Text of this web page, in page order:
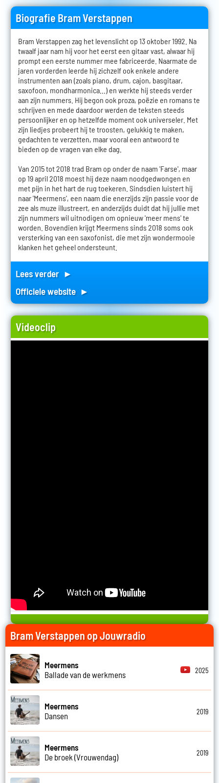
Biografie Bram Verstappen
Bram Verstappen zag het levenslicht op 13 oktober 1992. Na
twaalf jaar nam hij voor het eerst een gitaar vast, alwaar hij
prompt een eerste nummer mee fabriceerde. Naarmate de
jaren vorderden leerde hij zichzelf ook enkele andere
instrumenten aan (zoals piano, drum, cajon, basgitaar,
saxofoon, mondharmonica...) en werkte hij steeds verder
aan zijn nummers. Hij begon ook proza, poëzie en romans te
schrijven en mede daardoor werden de teksten steeds
persoonlijker en op hetzelfde moment ook universeler. Met
zijn liedjes probeert hij te troosten, gelukkig te maken,
gedachten te verzetten, maar vooral een antwoord te
bieden op de vragen van elke dag.
Van 2015 tot 2018 trad Bram op onder de naam 'Farse', maar
op 19 april 2018 moest hij deze naam noodgedwongen en
met pijn in het hart de rug toekeren. Sindsdien luistert hij
naar 'Meermens', een naam die enerzijds zijn passie voor de
zee als muze illustreert, en anderzijds duidt dat hij jullie met
zijn nummers wil uitnodigen om opnieuw 'meer mens' te
worden. Bovendien krijgt Meermens sinds 2018 soms ook
versterking van een saxofonist, die met zijn wondermooie
klanken het geheel ondersteunt.
Lees verder ►
Officiele website ►
Videoclip
Bram Verstappen op Jouwradio
Meermens
Ballade van de werkmens
2025
Meermens
Dansen
2019
Meermens
De broek (Vrouwendag)
2019